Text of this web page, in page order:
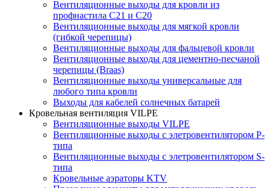
Вентиляционные выходы для кровли из
профнастила C21 и С20
Вентиляционные выходы для мягкой кровли
(гибкой черепицы)
Вентиляционные выходы для фальцевой кровли
Вентиляционные выходы для цементно-песчаной
черепицы (Braas)
Вентиляционные выходы универсальные для
любого типа кровли
Выходы для кабелей солнечных батарей
Кровельная вентиляция VILPE
Вентиляционные выходы VILPE
Вентиляционные выходы с элетровентилятором P-
типа
Вентиляционные выходы с элетровентилятором S-
типа
Кровельные аэраторы KTV